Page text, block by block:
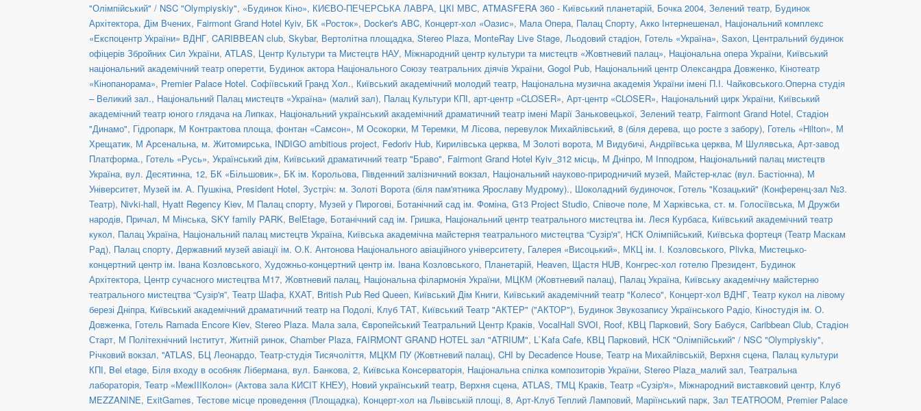
"Олімпійський" / NSC "Olympiyskiy", «Будинок Кіно», КИЄВО-ПЕЧЕРСЬКА ЛАВРА, ЦКІ МВС, ATMASFERA 360 - Київський планетарій, Бочка 2004, Зелений театр, Будинок
Архітектора, Дім Вчених, Fairmont Grand Hotel Kyiv, БК «Росток», Docker's ABC, Концерт-хол «Оазис», Мала Опера, Палац Спорту, Акко Інтернешенал, Національний комплекс
«Експоцентр України» ВДНГ, CARIBBEAN club, Skybar, Вертолітна площадка, Stereo Plaza, MonteRay Live Stage, Льодовий стадіон, Готель «Україна», Saxon, Центральний будинок
офіцерів Збройних Сил України, ATLAS, Центр Культури та Мистецтв НАУ, Міжнародний центр культури та мистецтв «Жовтневий палац», Національна опера України, Київський
національний академічний театр оперетти, Будинок актора Національного Союзу театральних діячів України, Gogol Pub, Національний центр Олександра Довженко, Кінотеатр
«Кінопанорама», Premier Palace Hotel. Софіївський Гранд Хол., Київський академічний молодий театр, Національна музична академія України імені П.І. Чайковського.Оперна студія
– Великий зал., Національний Палац мистецтв «Україна» (малий зал), Палац Культури КПІ, арт-центр «CLOSER», Арт-центр «CLOSER», Національний цирк України, Київський
академічний театр юного глядача на Липках, Національний український академічний драматичний театр імені Марії Заньковецької, Зелений театр, Fairmont Grand Hotel, Стадіон
"Динамо", Гідропарк, М Контрактова площа, фонтан «Самсон», М Осокорки, М Теремки, М Лісова, перевулок Михайлівський, 8 (біля дерева, що росте з забору), Готель «Hilton», М
Хрещатик, М Арсенальна, м. Житомирська, INDIGO ambitious project, Fedoriv Hub, Кирилівська церква, М Золоті ворота, М Видубичі, Андріївська церква, М Шулявська, Арт-завод
Платформа., Готель «Русь», Український дім, Київський драматичний театр "Браво", Fairmont Grand Hotel Kyiv_312 місць, М Дніпро, М Іпподром, Національний палац мистецтв
Україна, вул. Десятинна, 12, БК «Більшовик», БК ім. Корольова, Південний залізничний вокзал, Національний науково-природничий музей, Майстер-клас (вул. Бастіонна), М
Університет, Музей ім. А. Пушкіна, President Hotel, Зустріч: м. Золоті Ворота (біля пам'ятника Ярославу Мудрому)., Шоколадний будиночок, Готель "Козацький" (Конференц-зал №3.
Театр), Nivki-hall, Hyatt Regency Kiev, М Палац спорту, Музей у Пирогові, Ботанічний сад ім. Фоміна, G13 Project Studio, Співоче поле, М Харківська, ст. м. Голосіївська, М Дружби
народів, Причал, М Мінська, SKY family PARK, BelEtage, Ботанічний сад ім. Гришка, Національний центр театрального мистецтва ім. Леся Курбаса, Київський академічний театр
кукол, Палац Україна, Національний палац мистецтв Україна, Київська академічна майстерня театрального мистецтва “Сузір'я”, НСК Олімпійський, Київська фортеця (Театр Маскам
Рад), Палац спорту, Державний музей авіації ім. О.К. Антонова Національного авіаційного університету, Галерея «Висоцький», МКЦ ім. І. Козловського, Plivka, Мистецько-
концертний центр ім. Івана Козловського, Художньо-концертний центр ім. Івана Козловського, Планетарій, Heaven, Щастя HUB, Конгрес-хол готелю Президент, Будинок
Архітектора, Центр сучасного мистецтва М17, Жовтневий палац, Національна філармонія України, МЦКМ (Жовтневий палац), Палац Україна, Київську академічну майстерню
театрального мистецтва “Сузір'я”, Театр Шафа, КХАТ, British Pub Red Queen, Київський Дім Книги, Київський академічний театр "Колесо", Концерт-хол ВДНГ, Театр кукол на лівому
березі Дніпра, Київський академічний драматичний театр на Подолі, Клуб ТАТ, Київський Театр "АКТЕР" ("АКТОР"), Будинок Звукозапису Українського Радіо, Кіностудія ім. О.
Довженка, Готель Ramada Encore Kiev, Stereo Plaza. Мала зала, Європейський Театральний Центр Краків, VocalHall SVOI, Roof, КВЦ Парковий, Sory Бабуся, Caribbean Club, Стадіон
Старт, М Політехнічний Інститут, Житній ринок, Chamber Plaza, FAIRMONT GRAND HOTEL зал "ATRIUM", L`Kafa Cafe, КВЦ Парковий, НСК "Олімпійський" / NSC "Olympiyskiy",
Річковий вокзал, ''ATLAS, БЦ Леонардо, Театр-студія Тисячоліття, МЦКМ ПУ (Жовтневий палац), CHI by Decadence House, Театр на Михайлівській, Верхня сцена, Палац культури
КПІ, Bel etage, Біля входу в особняк Лібермана, вул. Банкова, 2, Київська Консерваторія, Національна спілка композиторів України, Stereo Plaza_малий зал, Театральна
лабораторія, Театр «МежIIIКолон» (Актова зала КИСІТ КНЕУ), Новий український театр, Верхня сцена, ATLAS, ТМЦ Краків, Театр «Сузір'я», Міжнародний виставковий центр, Клуб
MEZZANINE, ExitGames, Тестове місце проведення (Площадка), Концерт-хол на Львівській площі, 8, Арт-Клуб Теплий Ламповий, Маріїнський парк, Зал TEATROOM, Premier Palace